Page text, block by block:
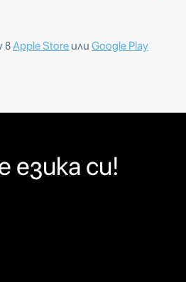
вApple Store или Google Play
си!